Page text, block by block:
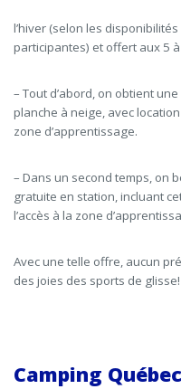
l’hiver (selon les
participantes) et offert aux 5
– Tout d’abord, on obtient
planche à neige, avec
zone d’apprentissage.
– Dans un second temps, on
gratuite en station, incluant
l’accès à la zone
Avec une telle offre, aucun
des joies des sports de glisse!
Camping Québec